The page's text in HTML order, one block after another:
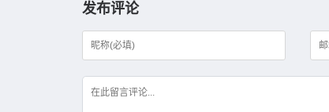
发布评论